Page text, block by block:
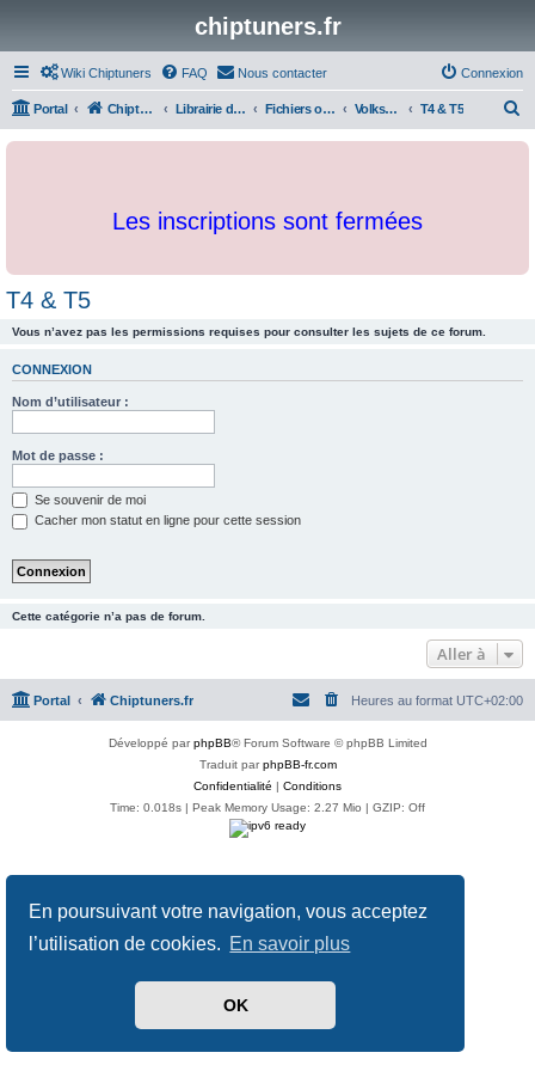
En poursuivant votre navigation, vous acceptez
l’utilisation de cookies. En savoir plus
OK
chiptuners.fr
Wiki Chiptuners FAQ Nous contacter Connexion
Portal Chiptuners.fr Librairie de documents et originaux Fichiers originaux Volkswagen T4 & T5
c
Les inscriptions sont fermées
T4 & T5
Vous n’avez pas les permissions requises pour consulter les sujets de ce forum.
CONNEXION
Nom d’utilisateur :
Mot de passe :
Se souvenir de moi
Cacher mon statut en ligne pour cette session
Cette catégorie n’a pas de forum.
Aller à
Portal Chiptuners.fr Heures au format UTC+02:00
Développé parphpBB® Forum Software © phpBB Limited
Traduit parphpBB-fr.com
Confidentialité | Conditions
Time: 0.018s | Peak Memory Usage: 2.27 Mio | GZIP: Off